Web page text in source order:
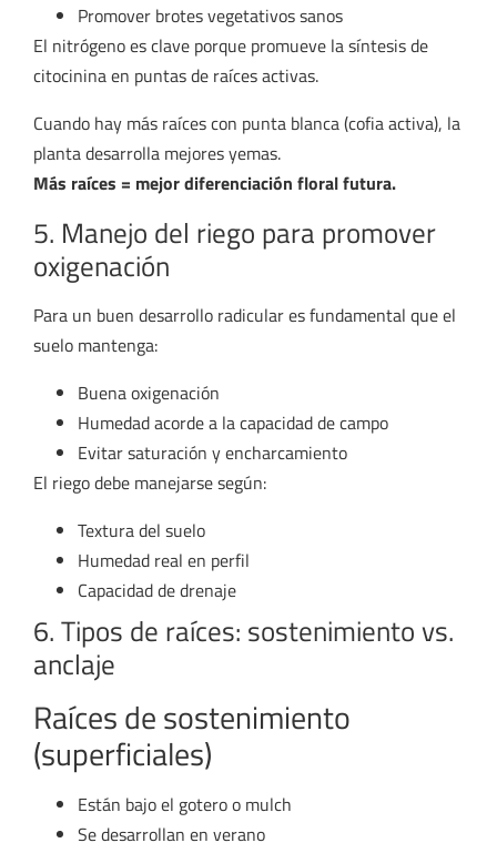
Promover brotes vegetativos sanos
El nitrógeno es clave porque promueve la síntesis de
citocinina en puntas de raíces activas.
Cuando hay más raíces con punta blanca (cofia activa), la
planta desarrolla mejores yemas.
Más raíces = mejor diferenciación floral futura.
5. Manejo del riego para promover
oxigenación
Para un buen desarrollo radicular es fundamental que el
suelo mantenga:
Buena oxigenación
Humedad acorde a la capacidad de campo
Evitar saturación y encharcamiento
El riego debe manejarse según:
Textura del suelo
Humedad real en perfil
Capacidad de drenaje
6. Tipos de raíces: sostenimiento vs.
anclaje
Raíces de sostenimiento
(superficiales)
Están bajo el gotero o mulch
Se desarrollan en verano